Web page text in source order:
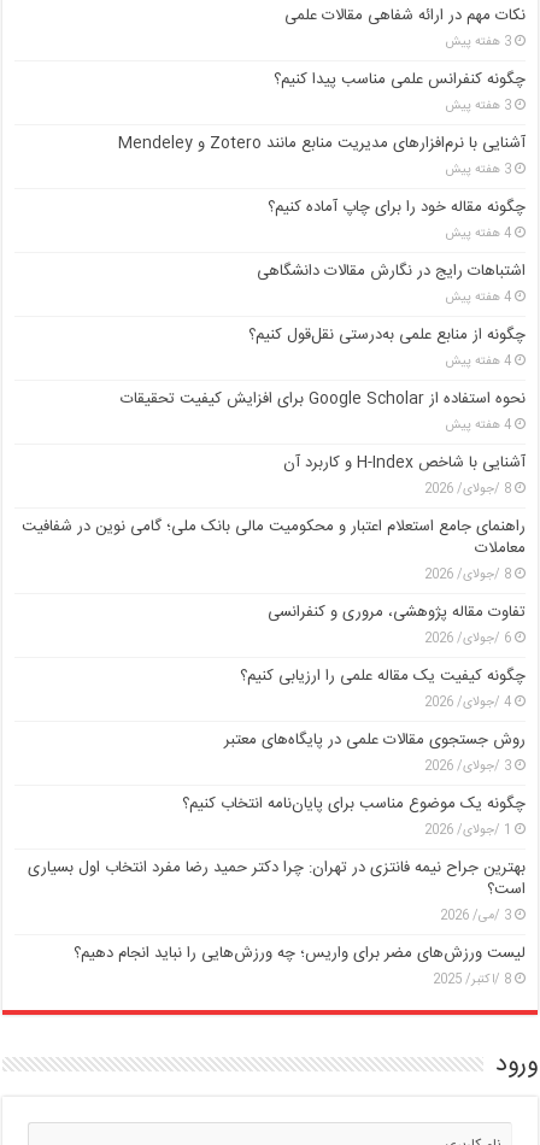
نکات مهم در ارائه شفاهی مقالات علمی
3 هفته پیش
چگونه کنفرانس علمی مناسب پیدا کنیم؟
3 هفته پیش
آشنایی با نرم‌افزارهای مدیریت منابع مانند Zotero و Mendeley
3 هفته پیش
چگونه مقاله خود را برای چاپ آماده کنیم؟
4 هفته پیش
اشتباهات رایج در نگارش مقالات دانشگاهی
4 هفته پیش
چگونه از منابع علمی به‌درستی نقل‌قول کنیم؟
4 هفته پیش
نحوه استفاده از Google Scholar برای افزایش کیفیت تحقیقات
4 هفته پیش
آشنایی با شاخص H-Index و کاربرد آن
8 /جولای/ 2026
راهنمای جامع استعلام اعتبار و محکومیت مالی بانک ملی؛ گامی نوین در شفافیت
معاملات
8 /جولای/ 2026
تفاوت مقاله پژوهشی، مروری و کنفرانسی
6 /جولای/ 2026
چگونه کیفیت یک مقاله علمی را ارزیابی کنیم؟
4 /جولای/ 2026
روش جستجوی مقالات علمی در پایگاه‌های معتبر
3 /جولای/ 2026
چگونه یک موضوع مناسب برای پایان‌نامه انتخاب کنیم؟
1 /جولای/ 2026
بهترین جراح نیمه فانتزی در تهران: چرا دکتر حمید رضا مفرد انتخاب اول بسیاری
است؟
3 /می/ 2026
لیست ورزش‌های مضر برای واریس؛ چه ورزش‌هایی را نباید انجام دهیم؟
8 /اکتبر/ 2025
ورود